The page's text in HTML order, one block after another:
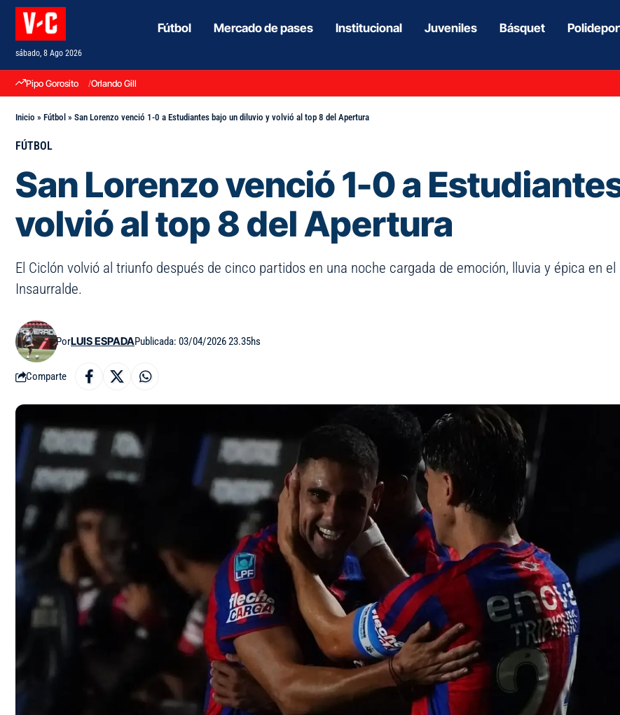
sábado, 8 Ago 2026
Fútbol Mercado de pases Institucional Juveniles Básquet
Pipo Gorosito Orlando Gill
Inicio » Fútbol » San Lorenzo venció 1-0 a Estudiantes bajo un diluvio y volvió al top 8 del Apertura
FÚTBOL
San Lorenzo venció 1-0 a
volvió al top 8 del Apertura
El Ciclón volvió al triunfo después de cinco partidos en una noche cargada de emoción, lluvia y épica en
Insaurralde.
PorLUIS ESPADAPublicada: 03/04/2026 23.35hs
Comparte